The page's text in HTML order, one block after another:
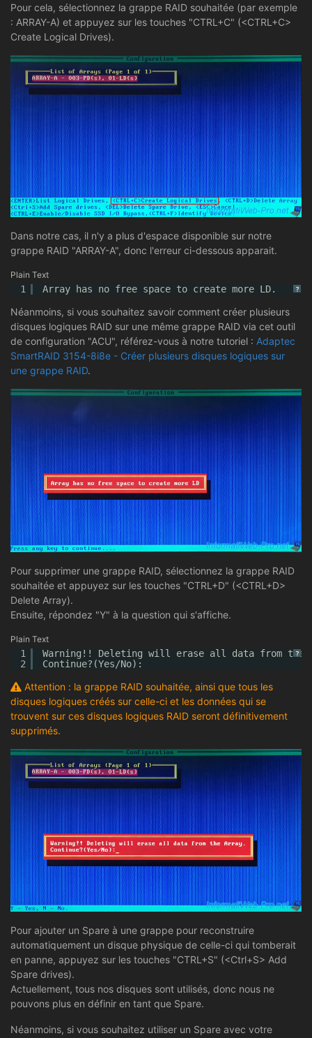
Pour cela, sélectionnez la grappe RAID souhaitée (par exemple
: ARRAY-A) et appuyez sur les touches "CTRL+C" (<CTRL+C>
Create Logical Drives).
Dans notre cas, il n'y a plus d'espace disponible sur notre
grappe RAID "ARRAY-A", donc l'erreur ci-dessous apparait.
Plain Text
?
1 Array has no free space to create more LD.
Néanmoins, si vous souhaitez savoir comment créer plusieurs
disques logiques RAID sur une même grappe RAID via cet outil
de configuration "ACU", référez-vous à notre tutoriel : Adaptec
SmartRAID 3154-8i8e - Créer plusieurs disques logiques sur
une grappe RAID.
Pour supprimer une grappe RAID, sélectionnez la grappe RAID
souhaitée et appuyez sur les touches "CTRL+D" (<CTRL+D>
Delete Array).
Ensuite, répondez "Y" à la question qui s'affiche.
Plain Text
?
1
2
Warning!! Deleting will erase all data from the
Continue?(Yes/No):
Attention : la grappe RAID souhaitée, ainsi que tous les
disques logiques créés sur celle-ci et les données qui se
trouvent sur ces disques logiques RAID seront définitivement
supprimés.
Pour ajouter un Spare à une grappe pour reconstruire
automatiquement un disque physique de celle-ci qui tomberait
en panne, appuyez sur les touches "CTRL+S" (<Ctrl+S> Add
Spare drives).
Actuellement, tous nos disques sont utilisés, donc nous ne
pouvons plus en définir en tant que Spare.
Néanmoins, si vous souhaitez utiliser un Spare avec votre